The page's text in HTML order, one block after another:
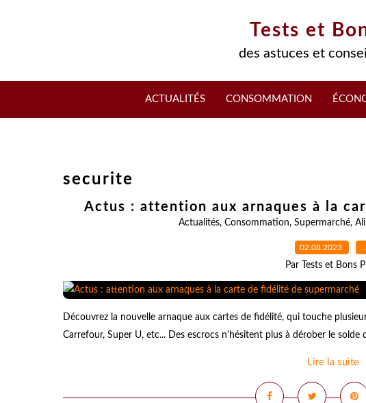
Tests et
des astuces et
ACTUALITÉS CONSOMMATION
securite
Actus : attention aux arnaques à la
Actualités, Consommation, Supermarché,
02.08.2023 …
Par Tests et Bons
Découvrez la nouvelle arnaque aux cartes de fidélité, qui touche
Carrefour, Super U, etc... Des escrocs n'hésitent plus à dérober le
Lire la suite